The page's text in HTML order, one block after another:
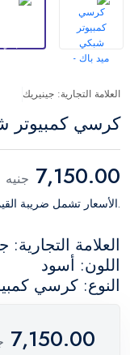
العلامة التجارية: جينيريك
كرسي كمبيوتر
7,150.00 جنيه
.الأسعار تشمل ضريبة
العلامة التجارية:
اللون: أسود
النوع: كرسي
7,150.00